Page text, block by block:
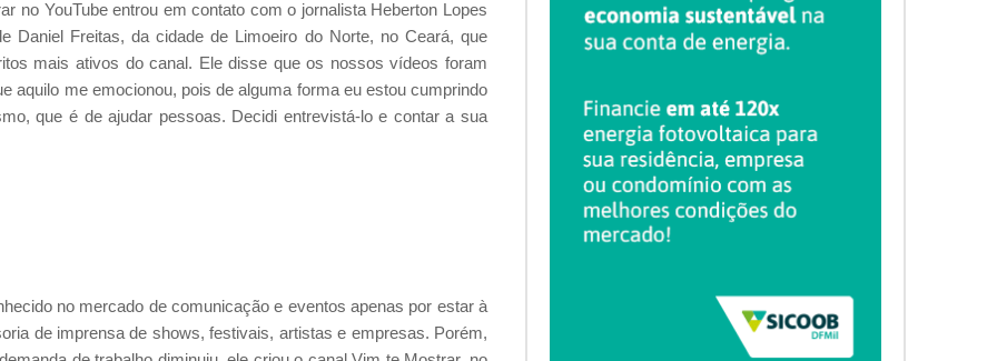
no YouTube entrou em contato com o jornalista Heberton Lopes
Daniel Freitas, da cidade de Limoeiro do Norte, no Ceará, que
mais ativos do canal. Ele disse que os nossos vídeos foram
aquilo me emocionou, pois de alguma forma eu estou cumprindo
que é de ajudar pessoas. Decidi entrevistá-lo e contar a sua
no mercado de comunicação e eventos apenas por estar à
de imprensa de shows, festivais, artistas e empresas. Porém,